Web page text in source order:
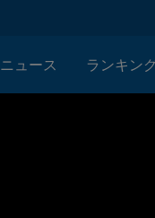
ニュース ランキン